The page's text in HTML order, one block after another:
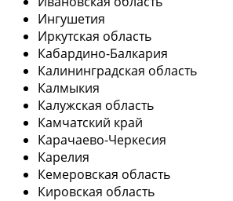
Ингушетия
Иркутская область
Кабардино-Балкария
Калининградская область
Калмыкия
Калужская область
Камчатский край
Карачаево-Черкесия
Карелия
Кемеровская область
Кировская область